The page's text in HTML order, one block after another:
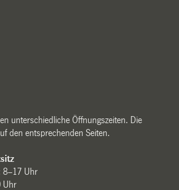
unterschiedliche Öffnungszeiten. Die
den entsprechenden Seiten.
8–17 Uhr
Uhr